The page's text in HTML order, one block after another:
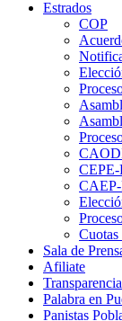
Estrados
COP
Sala de
Afiliate
Transparencia
Palabra en
Panistas